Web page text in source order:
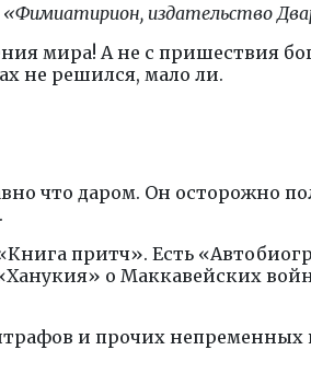
«Фимиатирион, издательство
мира! А не с пришествия
не решился, мало ли.
что даром. Он осторожно
притч». Есть
о Маккавейских
и прочих